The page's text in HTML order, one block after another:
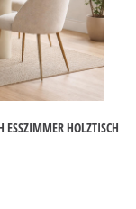
HOLZTISCH